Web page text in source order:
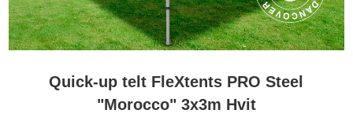
Quick-up telt FleXtents PRO Steel
"Morocco" 3x3m Hvit